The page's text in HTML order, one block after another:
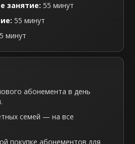
занятие: 55 минут
55 минут
минут
абонемента в день
семей — на все
покупке абонементов для